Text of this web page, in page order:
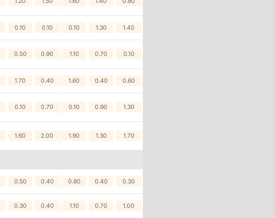
0.10 0.10 0.10 1.30 1.40
0.50 0.90 1.10 0.70 0.10
1.70 0.40 1.60 0.40 0.60
0.10 0.70 0.10 0.90 1.30
1.60 2.00 1.90 1.30 1.70
0.50 0.40 0.80 0.40 0.30
0.30 0.40 1.10 0.70 1.00